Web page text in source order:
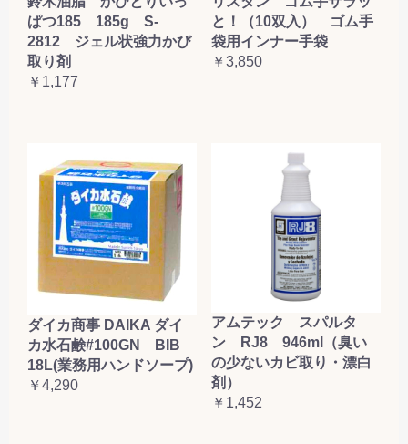
ぱつ185 185g S-
2812 ジェル状強力かび
取り剤
￥1,177
と！（10双入） ゴム手
袋用インナー手袋
￥3,850
ダイカ商事 DAIKA ダイ
カ水石鹸#100GN BIB
18L(業務用ハンドソープ)
￥4,290
アムテック スパルタ
ン RJ8 946ml（臭い
の少ないカビ取り・漂白
剤）
￥1,452